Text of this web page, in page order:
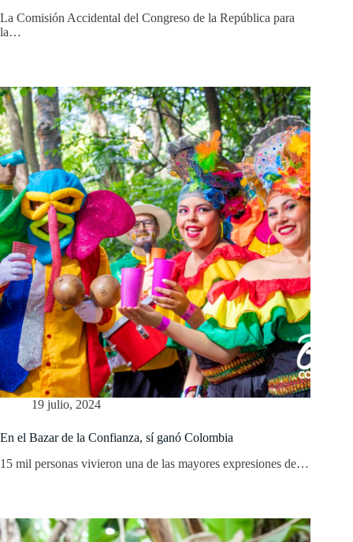
La Comisión Accidental del Congreso de la República para
la…
19 julio, 2024
En el Bazar de la Confianza, sí ganó Colombia
15 mil personas vivieron una de las mayores expresiones de…